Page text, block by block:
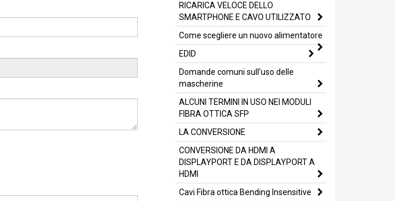
RICARICA VELOCE DELLO
SMARTPHONE E CAVO UTILIZZATO
Come scegliere un nuovo alimentatore
EDID
Domande comuni sull’uso delle
mascherine
ALCUNI TERMINI IN USO NEI MODULI
FIBRA OTTICA SFP
LA CONVERSIONE
CONVERSIONE DA HDMI A
DISPLAYPORT E DA DISPLAYPORT A
HDMI
Cavi Fibra ottica Bending Insensitive